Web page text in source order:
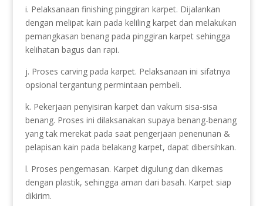
i. Pelaksanaan finishing pinggiran karpet. Dijalankan
dengan melipat kain pada keliling karpet dan melakukan
pemangkasan benang pada pinggiran karpet sehingga
kelihatan bagus dan rapi.
j. Proses carving pada karpet. Pelaksanaan ini sifatnya
opsional tergantung permintaan pembeli.
k. Pekerjaan penyisiran karpet dan vakum sisa-sisa
benang. Proses ini dilaksanakan supaya benang-benang
yang tak merekat pada saat pengerjaan penenunan &
pelapisan kain pada belakang karpet, dapat dibersihkan.
l. Proses pengemasan. Karpet digulung dan dikemas
dengan plastik, sehingga aman dari basah. Karpet siap
dikirim.